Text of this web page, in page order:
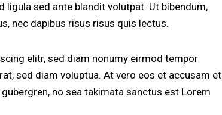
sed ante blandit volutpat. Ut bibendum,
nec dapibus risus risus quis lectus.
elitr, sed diam nonumy eirmod tempor
sed diam voluptua. At vero eos et accusam et
no sea takimata sanctus est Lorem